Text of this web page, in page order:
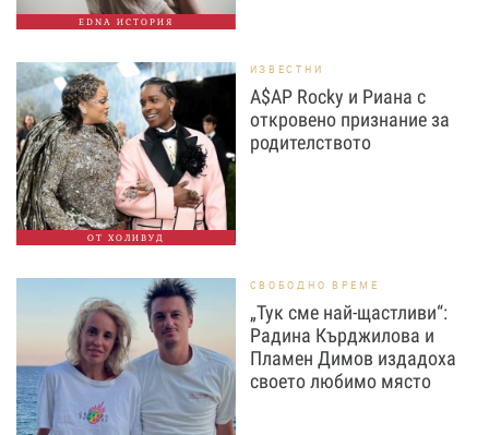
EDNA ИСТОРИЯ
ОТ ХОЛИВУД
ИЗВЕСТНИ
A$AP Rocky и Риана с
откровено признание за
родителството
СВОБОДНО ВРЕМЕ
„Тук сме най-щастливи“:
Радина Кърджилова и
Пламен Димов издадоха
своето любимо място